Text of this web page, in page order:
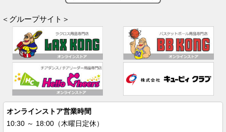
＜グループサイト＞
オンラインストア営業時間
10:30 ～ 18:00（木曜日定休）